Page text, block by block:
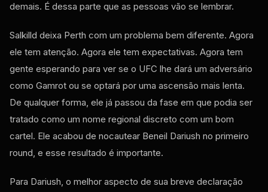
demais. É dessa parte que as pessoas vão se lembrar.
Salkilld deixa Perth com um problema bem diferente. Agora
ele tem atenção. Agora ele tem expectativas. Agora tem
gente esperando para ver se o UFC lhe dará um adversário
como Gamrot ou se optará por uma ascensão mais lenta.
De qualquer forma, ele já passou da fase em que podia ser
tratado como um nome regional discreto com um bom
cartel. Ele acabou de nocautear Beneil Dariush no primeiro
round, e esse resultado é importante.
Para Dariush, o melhor aspecto de sua breve declaração